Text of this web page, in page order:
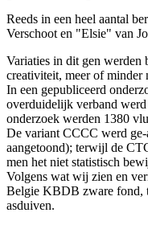
Reeds in een heel aantal
Verschoot en "Elsie" van
Variaties in dit gen werden
creativiteit, meer of minder
In een gepubliceerd
overduidelijk verband
onderzoek werden 1380
De variant CCCC werd ge-
aangetoond); terwijl de
men het niet statistisch
Volgens wat wij zien en
Belgie KBDB zware fond,
asduiven.